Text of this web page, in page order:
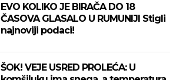
EVO KOLIKO JE BIRAČA DO 18
ČASOVA GLASALO U RUMUNIJI Stigli
najnoviji podaci!
ŠOK! VEJE USRED PROLEĆA: U